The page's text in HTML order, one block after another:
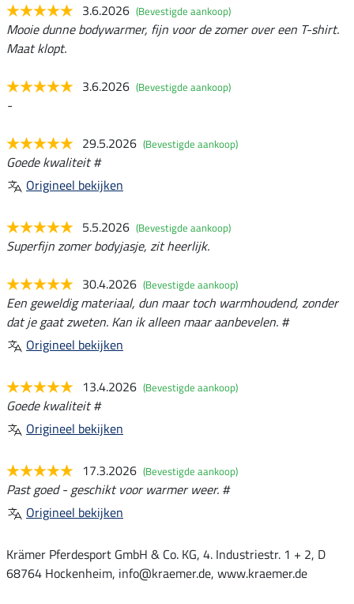
3.6.2026 (Bevestigde aankoop)
Mooie dunne bodywarmer, fijn voor de zomer over een T-shirt.
Maat klopt.
3.6.2026 (Bevestigde aankoop)
-
29.5.2026 (Bevestigde aankoop)
Goede kwaliteit #
Origineel bekijken
5.5.2026 (Bevestigde aankoop)
Superfijn zomer bodyjasje, zit heerlijk.
30.4.2026 (Bevestigde aankoop)
Een geweldig materiaal, dun maar toch warmhoudend, zonder
dat je gaat zweten. Kan ik alleen maar aanbevelen. #
Origineel bekijken
13.4.2026 (Bevestigde aankoop)
Goede kwaliteit #
Origineel bekijken
17.3.2026 (Bevestigde aankoop)
Past goed - geschikt voor warmer weer. #
Origineel bekijken
Krämer Pferdesport GmbH & Co. KG, 4. Industriestr. 1 + 2, D
68764 Hockenheim, info@kraemer.de, www.kraemer.de